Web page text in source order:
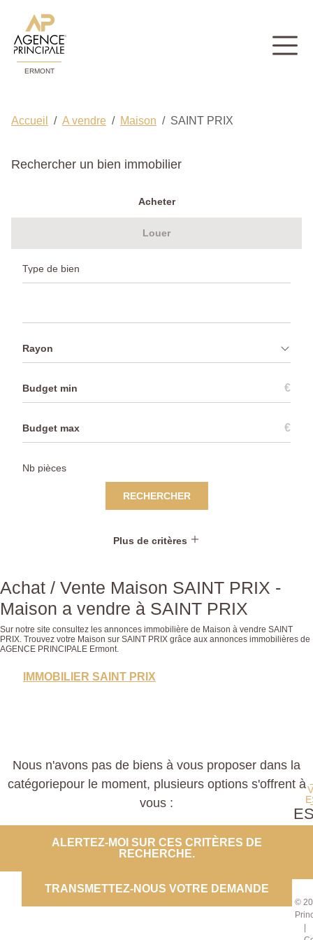
ERMONT
Accueil A vendre Maison SAINT PRIX
Rechercher un bien immobilier
Acheter
Louer
Rayon
€
€
RECHERCHER
Plus de critères
Achat / Vente Maison SAINT PRIX -
Maison a vendre à SAINT PRIX
Sur notre site consultez les annonces immobilière de Maison à vendre SAINT
PRIX. Trouvez votre Maison sur SAINT PRIX grâce aux annonces immobilières de
AGENCE PRINCIPALE Ermont.
IMMOBILIER SAINT PRIX
Nous n'avons pas de biens à vous proposer dans la
catégoriepour le moment, plusieurs options s'offrent à
vous :
ALERTEZ-MOI SUR CES CRITÈRES DE
RECHERCHE.
TRANSMETTEZ-NOUS VOTRE DEMANDE
©